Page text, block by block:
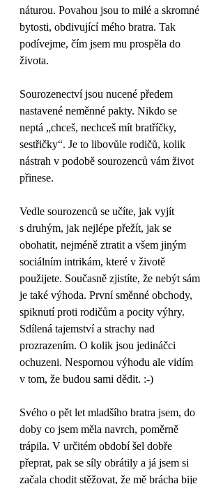
náturou. Povahou jsou to milé a skromné
bytosti, obdivující mého bratra. Tak
podívejme, čím jsem mu prospěla do
života.
Sourozenectví jsou nucené předem
nastavené neměnné pakty. Nikdo se
neptá „chceš, nechceš mít bratříčky,
sestřičky“. Je to libovůle rodičů, kolik
nástrah v podobě sourozenců vám život
přinese.
Vedle sourozenců se učíte, jak vyjít
s druhým, jak nejlépe přežít, jak se
obohatit, nejméně ztratit a všem jiným
sociálním intrikám, které v životě
použijete. Současně zjistíte, že nebýt sám
je také výhoda. První směnné obchody,
spiknutí proti rodičům a pocity výhry.
Sdílená tajemství a strachy nad
prozrazením. O kolik jsou jedináčci
ochuzeni. Nespornou výhodu ale vidím
v tom, že budou sami dědit. :-)
Svého o pět let mladšího bratra jsem, do
doby co jsem měla navrch, poměrně
trápila. V určitém období šel dobře
přeprat, pak se síly obrátily a já jsem si
začala chodit stěžovat, že mě brácha bije